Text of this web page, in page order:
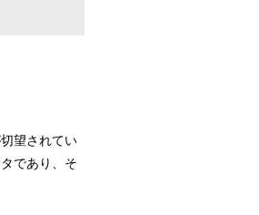
望されてい
であり、そ